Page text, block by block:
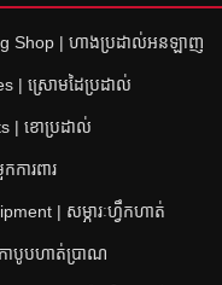
Shop | ហាងប្រដាល់អនឡាញ
| ស្រោមដៃប្រដាល់
| ខោប្រដាល់
ការពារ
| សម្ភារៈហ្វឹកហាត់
ាបូបហាត់ប្រាណ